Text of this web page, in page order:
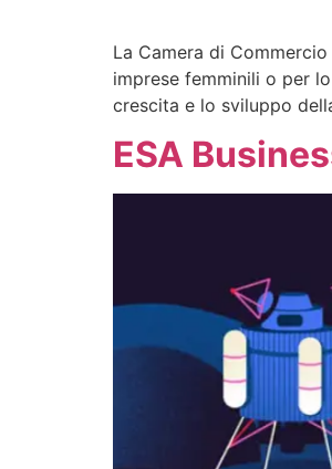
La Camera di
imprese femminili o per
crescita e lo sviluppo
ESA